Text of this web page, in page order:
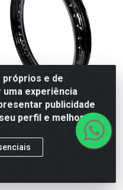
De Roda (Aluminio) (Und)
160 X 18 (Dianteiro) Cg/Ybr
Código: 28247
Embalagem: CX
e de
experiência
publicidade
perfil e melhorar a